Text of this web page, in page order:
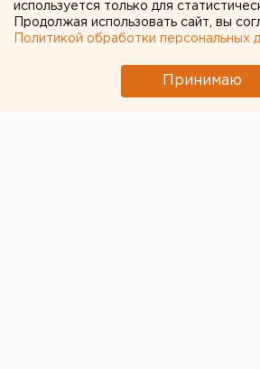
используется только для
Продолжая использовать сайт, вы
Политикой обработки персональных
Принимаю